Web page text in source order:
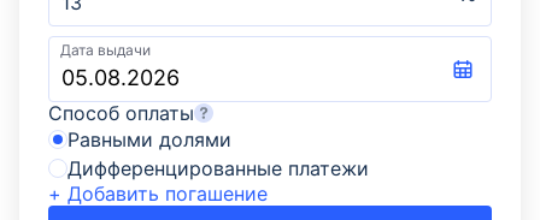
Дата выдачи
Способ оплаты
Равными долями
Дифференцированные платежи
+ Добавить погашение